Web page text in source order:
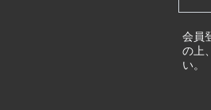
会員
の上
い。